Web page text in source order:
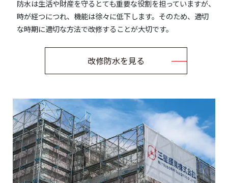
防水は生活や財産を守るとても重要な役割を担っていますが、
時が経つにつれ、機能は徐々に低下します。そのため、適切
な時期に適切な方法で改修することが大切です。
改修防水を見る